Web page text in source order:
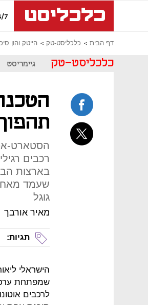
7
דף הבית כלכליסט-טק הייטק והון
כלכליסט-טק גיימריסט
רכבים
בארצות
שעמד
גוגל
מאיר אורבך
תגיות:
שמפתחת
לרכבים